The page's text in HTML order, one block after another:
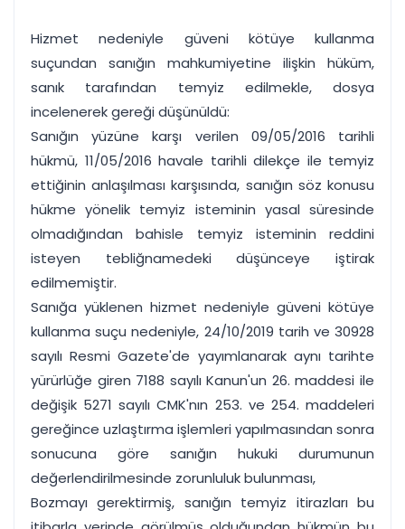
Hizmet nedeniyle güveni kötüye kullanma
suçundan sanığın mahkumiyetine ilişkin hüküm,
sanık tarafından temyiz edilmekle, dosya
incelenerek gereği düşünüldü:
Sanığın yüzüne karşı verilen 09/05/2016 tarihli
hükmü, 11/05/2016 havale tarihli dilekçe ile temyiz
ettiğinin anlaşılması karşısında, sanığın söz konusu
hükme yönelik temyiz isteminin yasal süresinde
olmadığından bahisle temyiz isteminin reddini
isteyen tebliğnamedeki düşünceye iştirak
edilmemiştir.
Sanığa yüklenen hizmet nedeniyle güveni kötüye
kullanma suçu nedeniyle, 24/10/2019 tarih ve 30928
sayılı Resmi Gazete'de yayımlanarak aynı tarihte
yürürlüğe giren 7188 sayılı Kanun'un 26. maddesi ile
değişik 5271 sayılı CMK'nın 253. ve 254. maddeleri
gereğince uzlaştırma işlemleri yapılmasından sonra
sonucuna göre sanığın hukuki durumunun
değerlendirilmesinde zorunluluk bulunması,
Bozmayı gerektirmiş, sanığın temyiz itirazları bu